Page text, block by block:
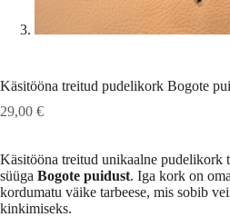
Käsitööna treitud pudelikork Bogote
29,00 €
Käsitööna treitud unikaalne pudelikork
süüga Bogote puidust. Iga kork on
kordumatu väike tarbeese, mis sobib
kinkimiseks.